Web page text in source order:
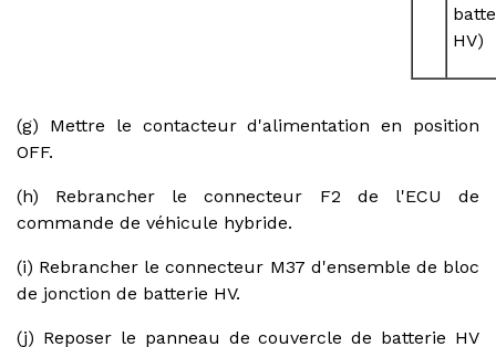
HV)
(g) Mettre le contacteur d'alimentation en position
OFF.
(h) Rebrancher le connecteur F2 de l'ECU de
commande de véhicule hybride.
(i) Rebrancher le connecteur M37 d'ensemble de bloc
de jonction de batterie HV.
(j) Reposer le panneau de couvercle de batterie HV